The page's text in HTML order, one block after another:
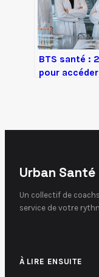
BTS santé :
pour
Urban Santé
Un collectif de
service de votre
À LIRE ENSUITE